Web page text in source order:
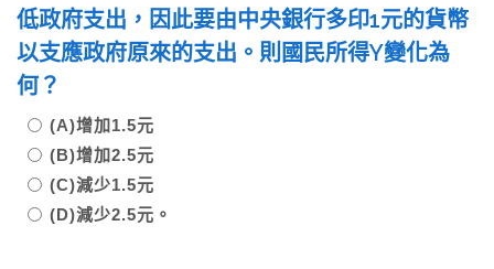
低政府支出，因此要由中央銀行多印1元的貨幣
以支應政府原來的支出。則國民所得Y變化為
何？
(A)增加1.5元
(B)增加2.5元
(C)減少1.5元
(D)減少2.5元。